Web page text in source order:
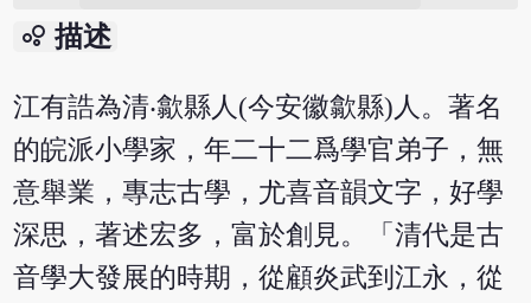
bubble_chart 描述
江有誥為清‧歙縣人(今安徽歙縣)人。著名
的皖派小學家，年二十二爲學官弟子，無
意舉業，專志古學，尤喜音韻文字，好學
深思，著述宏多，富於創見。「清代是古
音學大發展的時期，從顧炎武到江永，從